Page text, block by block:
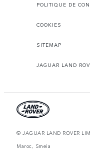
POLITIQUE DE
COOKIES
SITEMAP
JAGUAR LAND
© JAGUAR LAND ROVER
Maroc, Smeia